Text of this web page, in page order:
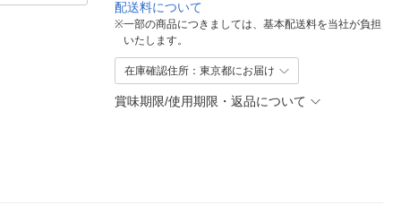
配送料について
※一部の商品につきましては、基本配送料を当社が負担
いたします。
在庫確認住所：東京都にお届け
賞味期限/使用期限・返品について